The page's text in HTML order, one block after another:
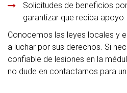
Solicitudes de beneficios
garantizar que reciba
Conocemos las leyes locales y
a luchar por sus derechos. Si
confiable de lesiones en la
no dude en contactarnos para